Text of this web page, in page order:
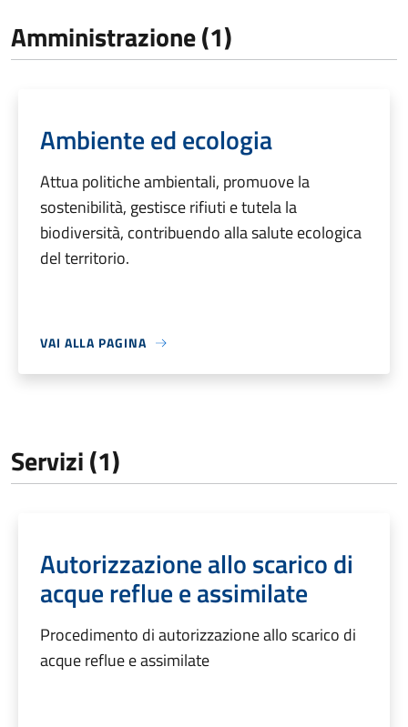
Amministrazione (1)
Ambiente ed ecologia
Attua politiche ambientali, promuove la
sostenibilità, gestisce rifiuti e tutela la
biodiversità, contribuendo alla salute ecologica
del territorio.
VAI ALLA PAGINA
Servizi (1)
Autorizzazione allo scarico di
acque reflue e assimilate
Procedimento di autorizzazione allo scarico di
acque reflue e assimilate